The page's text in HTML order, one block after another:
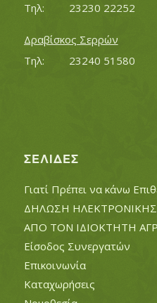
Τηλ:		23230 22252
Δραβίσκος Σερρών
Τηλ:		23240 51580
ΣΕΛΊΔΕΣ
Γιατί Πρέπει να κάνω
ΔΗΛΩΣΗ
ΑΠΟ ΤΟΝ ΙΔΙΟΚΤΗΤΗ
Είσοδος Συνεργατών
Επικοινωνία
Καταχωρήσεις